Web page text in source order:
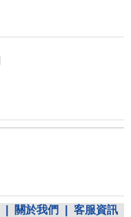
關於我們 客服資訊